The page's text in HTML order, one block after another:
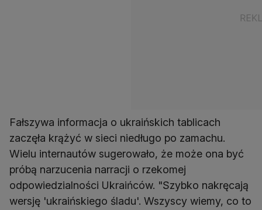
Fałszywa informacja o ukraińskich tablicach
zaczęła krążyć w sieci niedługo po zamachu.
Wielu internautów sugerowało, że może ona być
próbą narzucenia narracji o rzekomej
odpowiedzialności Ukraińców. "Szybko nakręcają
wersję 'ukraińskiego śladu'. Wszyscy wiemy, co to